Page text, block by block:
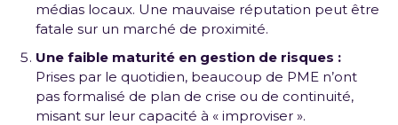
médias locaux. Une mauvaise réputation peut être
fatale sur un marché de proximité.
Une faible maturité en gestion de risques :
Prises par le quotidien, beaucoup de PME n’ont
pas formalisé de plan de crise ou de continuité,
misant sur leur capacité à « improviser ».